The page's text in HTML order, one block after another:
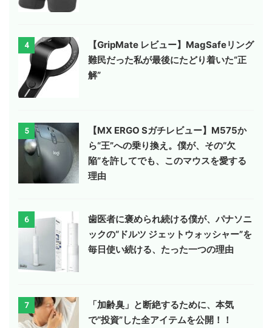
4
【GripMate レビュー】MagSafeリング
難民だった私が最後にたどり着いた“正
解”
5
【MX ERGO Sガチレビュー】M575か
ら“王”への乗り換え。僕が、その“欠
陥”を許してでも、このマウスを愛する
理由
6
歯医者に褒められ続ける僕が、パナソニ
ックの“ドルツ ジェットウォッシャー”を
毎日使い続ける、たった一つの理由
7
「加齢臭」と断絶するために、本気
で“投資”した全アイテムを公開！！